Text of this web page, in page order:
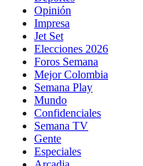
Opinión
Impresa
Jet Set
Elecciones 2026
Foros Semana
Mejor Colombia
Semana Play
Mundo
Confidenciales
Semana TV
Gente
Especiales